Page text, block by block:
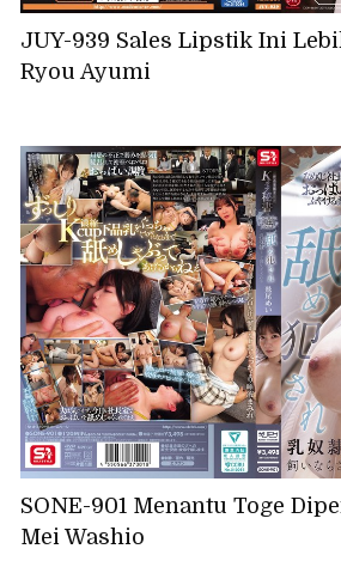
JUY-939 Sales Lipstik Ini
Ryou Ayumi
SONE-901 Menantu Toge
Mei Washio